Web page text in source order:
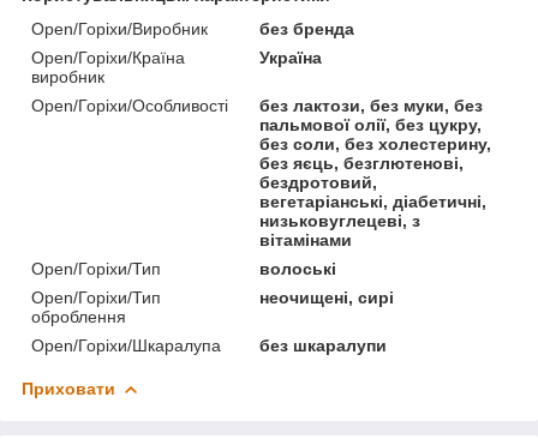
Open/Горіхи/Виробник
без бренда
Open/Горіхи/Країна
виробник
Україна
Open/Горіхи/Особливості
без лактози, без муки, без
пальмової олії, без цукру,
без соли, без холестерину,
без яєць, безглютенові,
бездротовий,
вегетаріанські, діабетичні,
низьковуглецеві, з
вітамінами
Open/Горіхи/Тип
волоські
Open/Горіхи/Тип
оброблення
неочищені, сирі
Open/Горіхи/Шкаралупа без шкаралупи
Приховати